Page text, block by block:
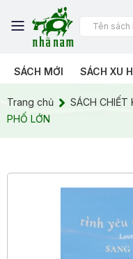
SÁCH MỚI SÁCH XU
Trang chủ SÁCH CHIẾT
PHỐ LỚN